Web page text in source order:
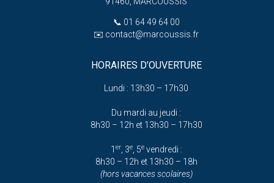
📞 01 64 49 64 00
✉️ contact@marcoussis.fr
HORAIRES D’OUVERTURE
Lundi : 13h30 – 17h30
Du mardi au jeudi :
8h30 – 12h et 13h30 – 17h30
1 er, 3e, 5evendredi :
8h30 – 12h et 13h30 – 18h
(hors vacances scolaires)